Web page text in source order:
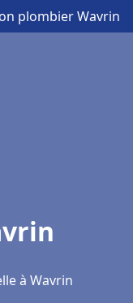
plombier Wavrin
à Wavrin